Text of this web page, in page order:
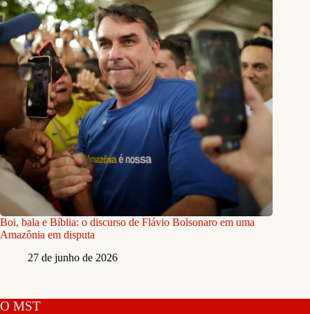
Boi, bala e Bíblia: o discurso de Flávio Bolsonaro em uma
Amazônia em disputa
27 de junho de 2026
O MST